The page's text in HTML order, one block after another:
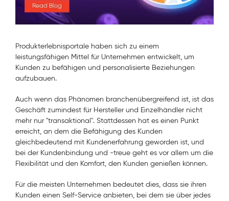
Produkterlebnisportale haben sich zu einem
leistungsfähigen Mittel für Unternehmen entwickelt, um
Kunden zu befähigen und personalisierte Beziehungen
aufzubauen.
Auch wenn das Phänomen branchenübergreifend ist, ist das
Geschäft zumindest für Hersteller und Einzelhändler nicht
mehr nur "transaktional". Stattdessen hat es einen Punkt
erreicht, an dem die Befähigung des Kunden
gleichbedeutend mit Kundenerfahrung geworden ist, und
bei der Kundenbindung und -treue geht es vor allem um die
Flexibilität und den Komfort, den Kunden genießen können.
Für die meisten Unternehmen bedeutet dies, dass sie ihren
Kunden einen Self-Service anbieten, bei dem sie über jedes